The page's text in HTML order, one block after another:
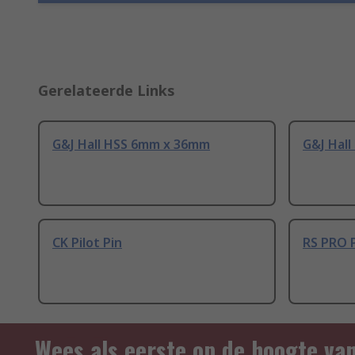
Gerelateerde Links
G&J Hall HSS 6mm x 36mm G&J
CK Pilot Pin RS